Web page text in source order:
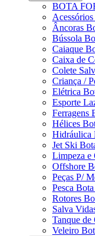
BOTA
Âncoras
Bússola
Caiaque
Caixa de
Colete
Criança /
Elétrica
Esporte
Ferragens
Hélices
Hidráulica
Jet Ski
Limpeza e
Offshore
Peças P/
Pesca
Rotores
Salva
Tanque de
Veleiro